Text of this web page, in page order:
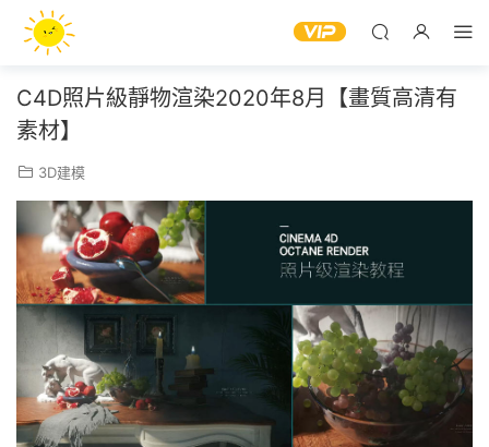
C4D照片級靜物渲染2020年8月【畫質高清有
素材】
3D建模